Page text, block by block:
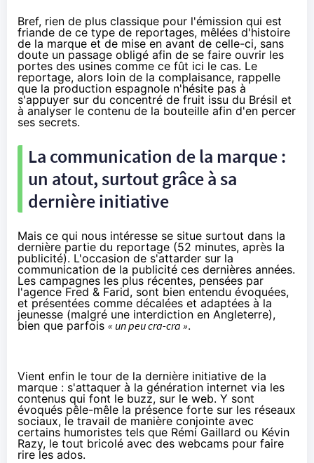
Bref, rien de plus classique pour l'émission qui est
friande de ce type de reportages, mêlées d'histoire
de la marque et de mise en avant de celle-ci, sans
doute un passage obligé afin de se faire ouvrir les
portes des usines comme ce fût ici le cas. Le
reportage, alors loin de la complaisance, rappelle
que la production espagnole n'hésite pas à
s'appuyer sur du concentré de fruit issu du Brésil et
à analyser le contenu de la bouteille afin d'en percer
ses secrets.
La communication de la marque :
un atout, surtout grâce à sa
dernière initiative
Mais ce qui nous intéresse se situe surtout dans la
dernière partie du reportage (52 minutes, après la
publicité). L'occasion de s'attarder sur la
communication de la publicité ces dernières années.
Les campagnes les plus récentes, pensées par
l'agenceFred & Farid, sont bien entendu évoquées,
et présentées comme décalées et adaptées à la
jeunesse (malgré une interdiction en Angleterre),
bien que parfois « un peu cra-cra ».
Vient enfin le tour de la dernière initiative de la
marque : s'attaquer à la génération internet via les
contenus qui font le buzz, sur le web. Y sont
évoqués pêle-mêle la présence forte sur les réseaux
sociaux, le travail de manière conjointe avec
certains humoristes tels que Rémi Gaillard ou Kévin
Razy, le tout bricolé avec des webcams pour faire
rire les ados.